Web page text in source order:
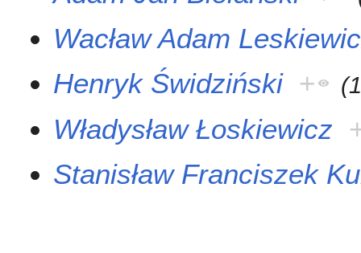
Wacław Adam
Henryk Świdziński + (
Władysław Łoskiewicz
Stanisław Franciszek